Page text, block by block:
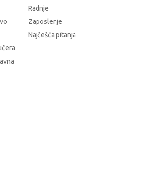
Radnje
Zaposlenje
Najčešća pitanja